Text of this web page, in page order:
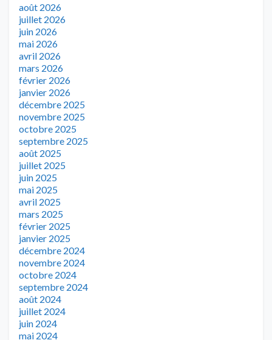
août 2026
juillet 2026
juin 2026
mai 2026
avril 2026
mars 2026
février 2026
janvier 2026
décembre 2025
novembre 2025
octobre 2025
septembre 2025
août 2025
juillet 2025
juin 2025
mai 2025
avril 2025
mars 2025
février 2025
janvier 2025
décembre 2024
novembre 2024
octobre 2024
septembre 2024
août 2024
juillet 2024
juin 2024
mai 2024